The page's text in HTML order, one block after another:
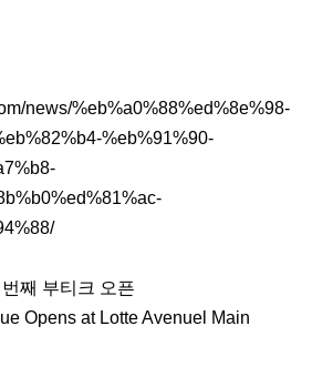
news/%eb%a0%88%ed%8e%98-
%eb%91%90-
Opens at Lotte Avenuel Main